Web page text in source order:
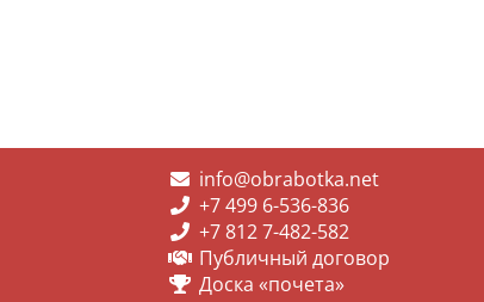
info@obrabotka.net
+7 499 6-536-836
+7 812 7-482-582
Публичный договор
Доска «почета»